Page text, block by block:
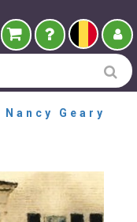
Nancy Geary